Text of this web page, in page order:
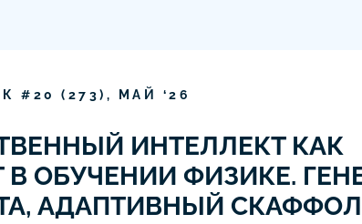
# 20 ( 273), МАЙ ‘26
ИНТЕЛЛЕКТ КАК
В ОБУЧЕНИИ ФИЗИКЕ.
АДАПТИВНЫЙ